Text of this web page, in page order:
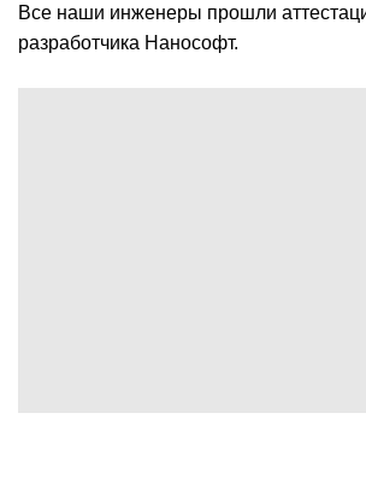
Все наши инженеры прошли
разработчика Нанософт.